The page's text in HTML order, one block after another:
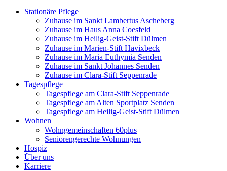
Stationäre Pflege
Zuhause im Sankt Lambertus Ascheberg
Zuhause im Haus Anna Coesfeld
Zuhause im Heilig-Geist-Stift Dülmen
Zuhause im Marien-Stift Havixbeck
Zuhause im Maria Euthymia Senden
Zuhause im Sankt Johannes Senden
Zuhause im Clara-Stift Seppenrade
Tagespflege
Tagespflege am Clara-Stift Seppenrade
Tagespflege am Alten Sportplatz Senden
Tagespflege am Heilig-Geist-Stift Dülmen
Wohnen
Wohngemeinschaften 60plus
Seniorengerechte Wohnungen
Hospiz
Über uns
Karriere